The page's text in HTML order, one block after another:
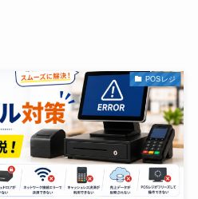
POSレジ